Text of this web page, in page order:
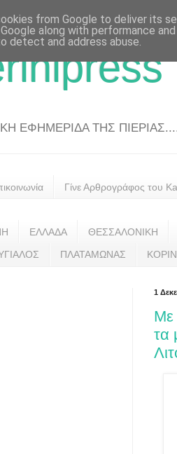
ΕΦΗΜΕΡΙΔΑ ΤΗΣ
Γίνε Αρθρογράφος του
ΕΛΛΑΔΑ ΘΕΣΣΑΛΟΝΙΚΗ
ΠΛΑΤΑΜΩΝΑΣ
1
Με
τα
from Google to deliver its
along with performance
detect and address abuse.